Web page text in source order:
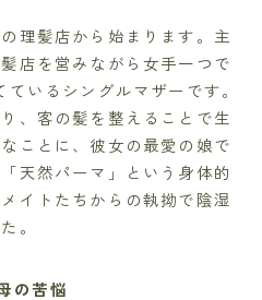
理髪店から始まります。主
店を営みながら女手一つで
いるシングルマザーです。
、客の髪を整えることで生
ことに、彼女の最愛の娘で
天然パーマ」という身体的
イトたちからの執拗で陰湿
。
の苦悩